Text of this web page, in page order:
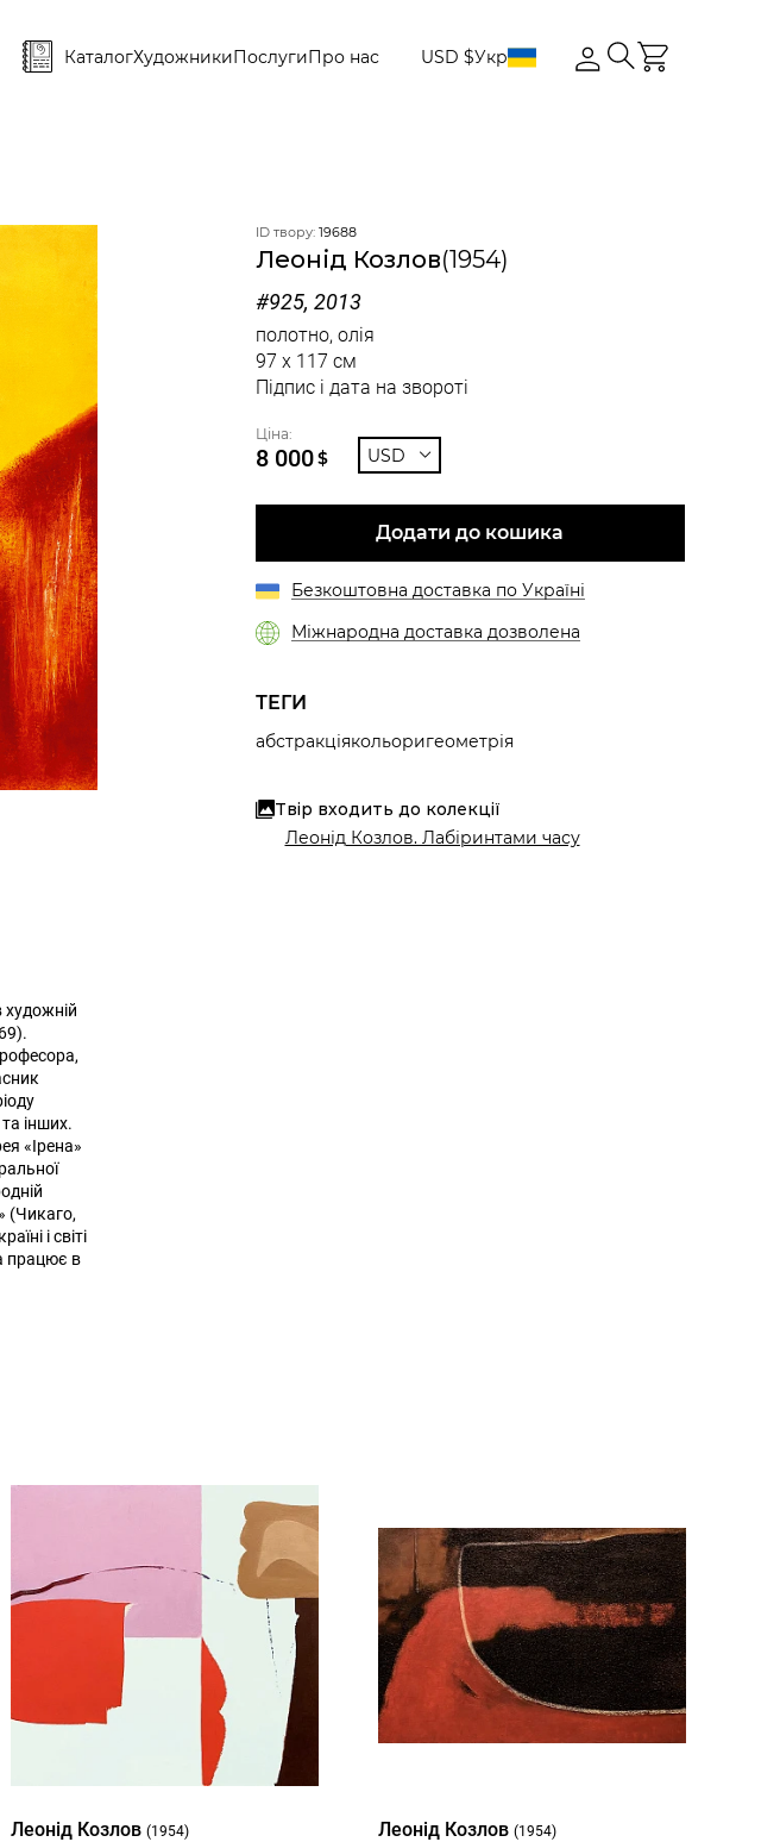
КаталогХудожникиПослугиПро нас USD $Укр
інших.
«Ірена»
(Чикаго,
і світі
працює в
ID твору: 19688
Леонід Козлов(1954)
#925, 2013
полотно, олія
97 x 117 см
Підпис і дата на звороті
Ціна:
8 000$ USD
Додати до кошика
Безкоштовна доставка по Україні
Міжнародна доставка дозволена
ТЕГИ
абстракціякольоригеометрія
Твір входить до колекції
Леонід Козлов. Лабіринтами часу
Леонід Козлов (1954) Леонід Козлов (1954)